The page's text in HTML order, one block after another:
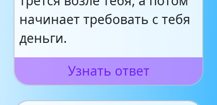
начинает требовать с тебя
деньги.
Узнать ответ